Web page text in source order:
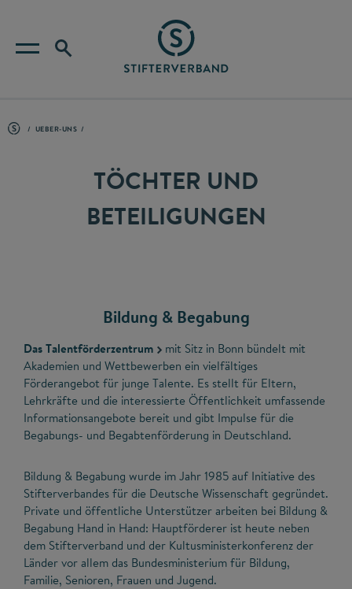
UEBER-UNS
TÖCHTER UND
BETEILIGUNGEN
Bildung & Begabung
Das Talentförderzentrum
mit Sitz in Bonn bündelt mit
Akademien und Wettbewerben ein vielfältiges
Förderangebot für junge Talente. Es stellt für Eltern,
Lehrkräfte und die interessierte Öffentlichkeit umfassende
Informationsangebote bereit und gibt Impulse für die
Begabungs- und Begabtenförderung in Deutschland.
Bildung & Begabung wurde im Jahr 1985 auf Initiative des
Stifterverbandes für die Deutsche Wissenschaft gegründet.
Private und öffentliche Unterstützer arbeiten bei Bildung &
Begabung Hand in Hand: Hauptförderer ist heute neben
dem Stifterverband und der Kultusministerkonferenz der
Länder vor allem das Bundesministerium für Bildung,
Familie, Senioren, Frauen und Jugend.